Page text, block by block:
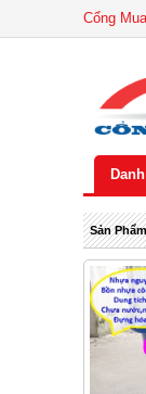
Cổng
Sản